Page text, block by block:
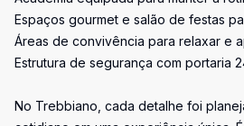
Espaços gourmet e salão de festas
Áreas de convivência para relaxar e
Estrutura de segurança com portaria
No Trebbiano, cada detalhe foi